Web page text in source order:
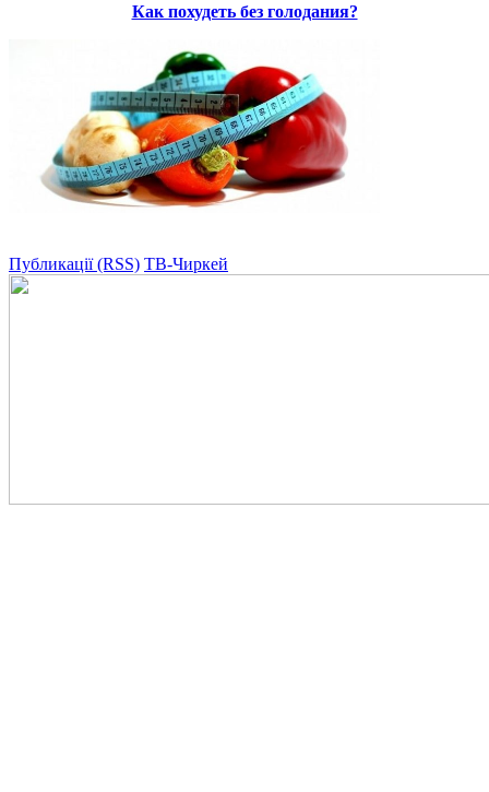
Как похудеть без голодания?
Публикації (RSS) ТВ-Чиркей